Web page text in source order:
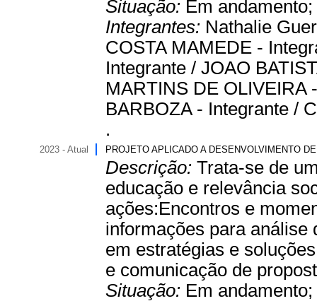
Situação: Em andamento;
Integrantes: Nathalie
COSTA MAMEDE -
Integrante / JOAO
MARTINS DE OLIVEIRA
BARBOZA - Integrante /
.
2023 - Atual PROJETO APLICADO A DESENVOLVIMENTO
Descrição: Trata-se de
educação e relevância
ações:Encontros e
informações para análise
em estratégias e
e comunicação de
Situação: Em andamento;